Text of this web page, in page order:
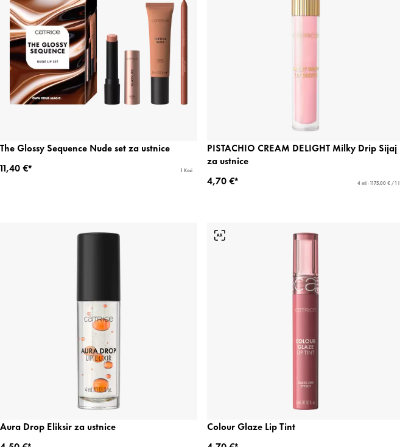
The Glossy Sequence Nude set za ustnice
11,40 €*
1 Kosi
PISTACHIO CREAM DELIGHT Milky Drip Sijaj
za ustnice
4,70 €*
4 ml - 1175,00 € / 1 l
Aura Drop Eliksir za ustnice
Colour Glaze Lip Tint